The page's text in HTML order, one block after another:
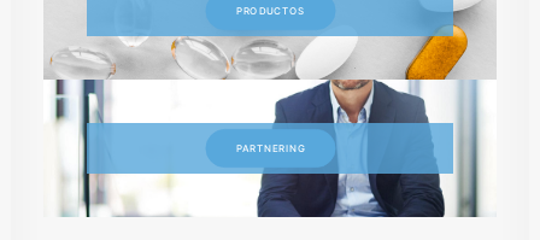
PRODUCTOS
PARTNERING